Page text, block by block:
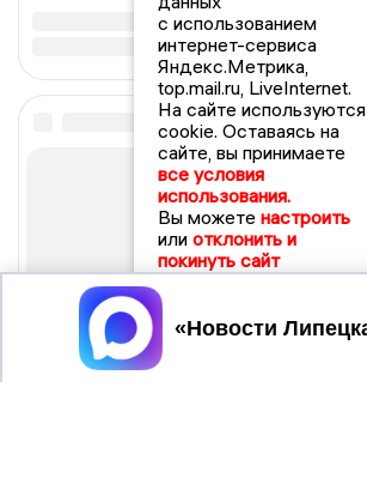
с использованием
интернет-сервиса
Яндекс.Метрика,
top.mail.ru, LiveInternet.
На сайте используются
cookie. Оставаясь на
сайте, вы принимаете
все условия
использования.
Вы можете настроить
или отклонить и
покинуть сайт
Принять